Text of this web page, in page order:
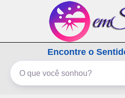
emSonho.com
Os sonhos significam
Encontre o